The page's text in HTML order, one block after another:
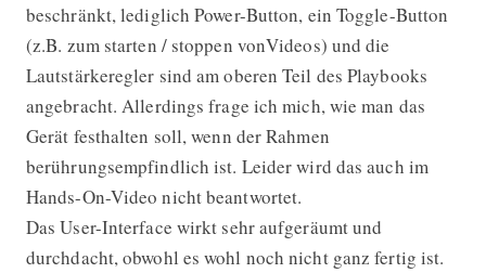
beschränkt, lediglich Power-Button, ein Toggle-Button
(z.B. zum starten / stoppen vonVideos) und die
Lautstärkeregler sind am oberen Teil des Playbooks
angebracht. Allerdings frage ich mich, wie man das
Gerät festhalten soll, wenn der Rahmen
berührungsempfindlich ist. Leider wird das auch im
Hands-On-Video nicht beantwortet.
Das User-Interface wirkt sehr aufgeräumt und
durchdacht, obwohl es wohl noch nicht ganz fertig ist.